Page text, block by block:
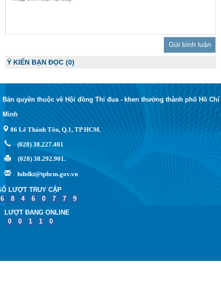
Trả lời
Ý KIẾN BẠN ĐỌC(0)
Bản quyền thuộc về Hội đồng Thi đua - khen thưởng thành phố Hồ Chí
Minh
86 Lê Thánh Tôn, Q.1, TP HCM.
(028) 38.227.401
(028) 38.292.901.
hdtdkt@tphcm.gov.vn
LƯỢT TRUY CẬP
6
8 4 6 0 7 7
9
LƯỢT ĐANG ONLINE
0
0 1 1 0